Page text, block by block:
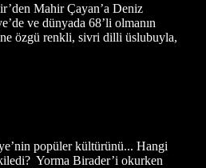
Mahir Çayan’a Deniz
ve dünyada 68’li olmanın
özgü renkli, sivri dilli üslubuyla,
popüler kültürünü... Hangi
Yorma Birader’i okurken